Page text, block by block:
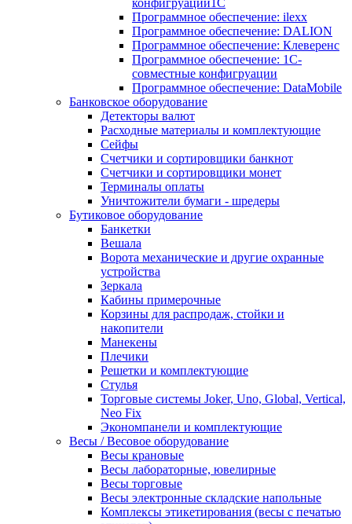
конфигруации1С
Программное обеспечение: ilexx
Программное обеспечение: DALION
Программное обеспечение: Клеверенс
Программное обеспечение: 1С-
совместные конфигруации
Программное обеспечение: DataMobile
Банковское оборудование
Детекторы валют
Расходные материалы и комплектующие
Сейфы
Счетчики и сортировщики банкнот
Счетчики и сортировщики монет
Терминалы оплаты
Уничтожители бумаги - шредеры
Бутиковое оборудование
Банкетки
Вешала
Ворота механические и другие охранные
устройства
Зеркала
Кабины примерочные
Корзины для распродаж, стойки и
накопители
Манекены
Плечики
Решетки и комплектующие
Стулья
Торговые системы Joker, Uno, Global, Vertical,
Neo Fix
Экономпанели и комплектующие
Весы / Весовое оборудование
Весы крановые
Весы лабораторные, ювелирные
Весы торговые
Весы электронные складские напольные
Комплексы этикетирования (весы с печатью